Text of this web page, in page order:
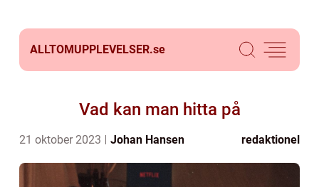
ALLTOMUPPLEVELSER.se
Vad kan man hitta på
21 oktober 2023 Johan Hansen redaktionel